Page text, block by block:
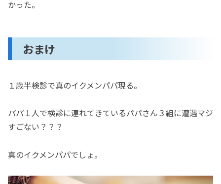
かった。
おまけ
１歳半検診で真のイクメンパパ現る。
パパ１人で検診に連れてきているパパさん３組に遭遇マジ
すごない？？？
真のイクメンパパでしょ。